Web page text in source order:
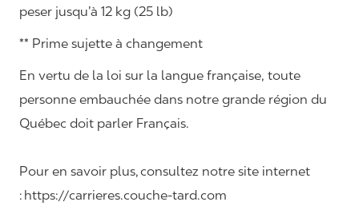
peser jusqu’à 12 kg (25 lb)
** Prime sujette à changement
En vertu de la loi sur la langue française, toute
personne embauchée dans notre grande région du
Québec doit parler Français.
Pour en savoir plus, consultez notre site internet
: https://carrieres.couche-tard.com